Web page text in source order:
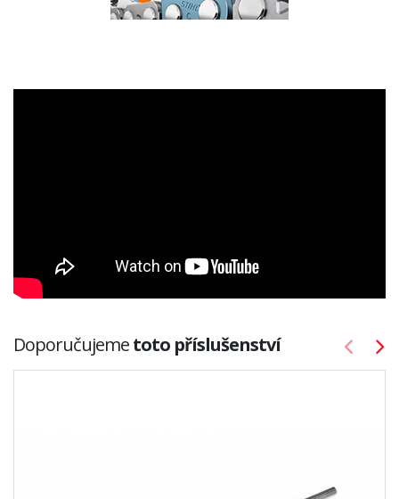
Doporučujemetoto příslušenství